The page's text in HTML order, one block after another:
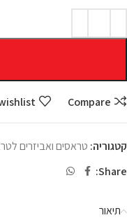
Compare
קטגוריה: טראסים ואביזרים
Share:
תיאור